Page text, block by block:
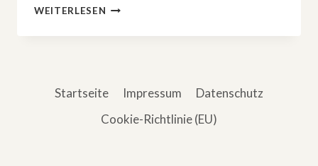
WEITERLESEN DAS
DAS
Startseite Impressum
Datenschutz
Cookie-Richtlinie (EU)